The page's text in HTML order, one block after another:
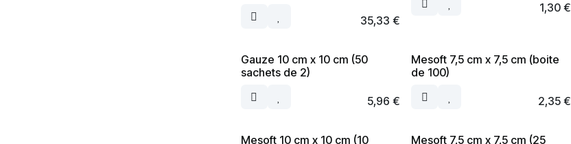
35,33 €
1,30€
Gauze 10 cm x 10 cm (50
sachets de 2)
5,96 €
Mesoft 7,5 cm x 7,5 cm (boite
de 100)
2,35€
Mesoft 10 cm x 10 cm (10
Mesoft 7,5 cm x 7,5 cm (25